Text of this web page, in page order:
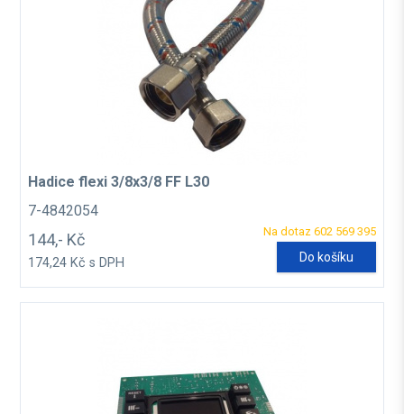
Hadice flexi 3/8x3/8 FF L30
7-4842054
Na dotaz 602 569 395
144,- Kč
174,24 Kč s DPH Do košíku